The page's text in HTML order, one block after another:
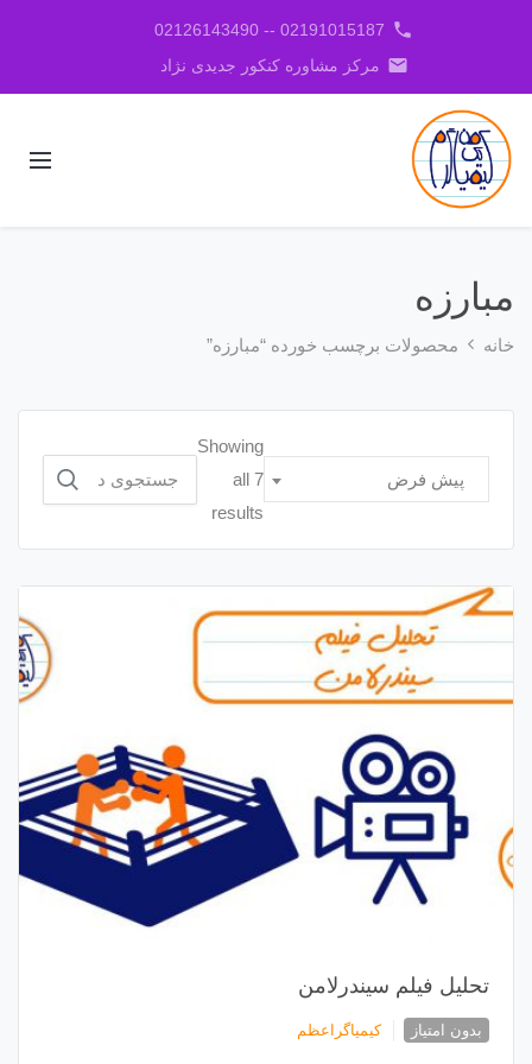
phone
02191015187 -- 02126143490
email مرکز مشاوره کنکور جدیدی نژاد
مبارزه
خانه محصولات برچسب خورده “مبارزه”
پیش فرض
Showing
all 7
results
برای:
تحلیل فیلم سیندرلامن
بدون امتیاز کیمیاگراعظم